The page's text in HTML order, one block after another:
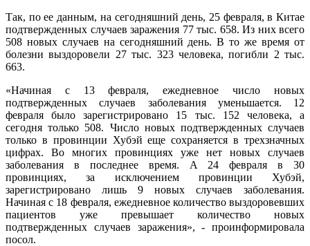
Так, по ее данным, на сегодняшний день, 25 февраля, в Китае
подтвержденных случаев заражения 77 тыс. 658. Из них всего
508 новых случаев на сегодняшний день. В то же время от
болезни выздоровели 27 тыс. 323 человека, погибли 2 тыс.
663.
«Начиная с 13 февраля, ежедневное число новых
подтвержденных случаев заболевания уменьшается. 12
февраля было зарегистрировано 15 тыс. 152 человека, а
сегодня только 508. Число новых подтвержденных случаев
только в провинции Хубэй еще сохраняется в трехзначных
цифрах. Во многих провинциях уже нет новых случаев
заболевания в последнее время. А 24 февраля в 30
провинциях, за исключением провинции Хубэй,
зарегистрировано лишь 9 новых случаев заболевания.
Начиная с 18 февраля, ежедневное количество выздоровевших
пациентов уже превышает количество новых
подтвержденных случаев заражения», - проинформировала
посол.